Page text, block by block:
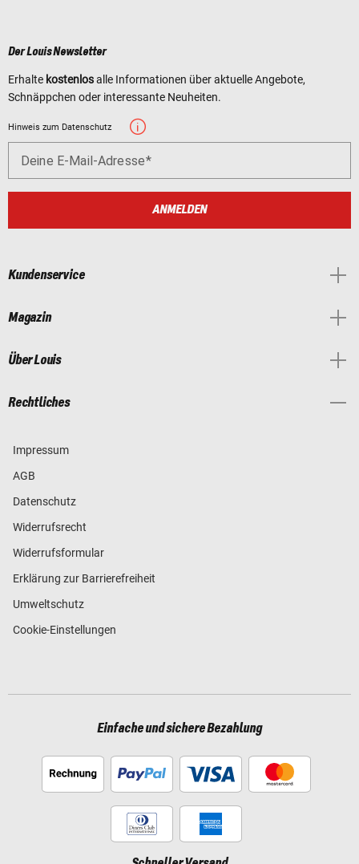
Der Louis Newsletter
Erhalte kostenlosalle Informationen über aktuelle Angebote,
Schnäppchen oder interessante Neuheiten.
Hinweis zum Datenschutz
Deine E-Mail-Adresse
ANMELDEN
Kundenservice
Magazin
Über Louis
Rechtliches
Impressum
AGB
Datenschutz
Widerrufsrecht
Widerrufsformular
Erklärung zur Barrierefreiheit
Umweltschutz
Cookie-Einstellungen
Einfache und sichere Bezahlung